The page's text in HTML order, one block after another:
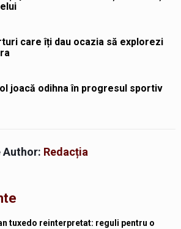
care îți dau ocazia să explorezi
joacă odihna în progresul sportiv
Author: Redacția
tuxedo reinterpretat: reguli pentru o